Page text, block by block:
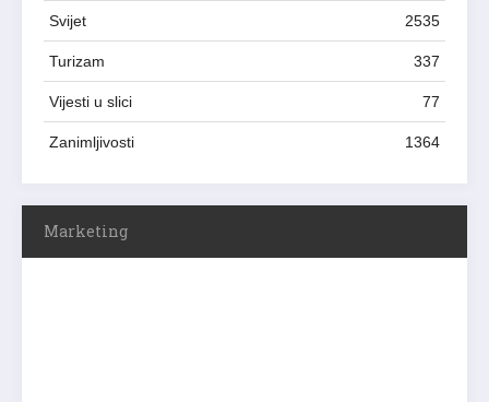
Svijet 2535
Turizam 337
Vijesti u slici 77
Zanimljivosti 1364
Marketing